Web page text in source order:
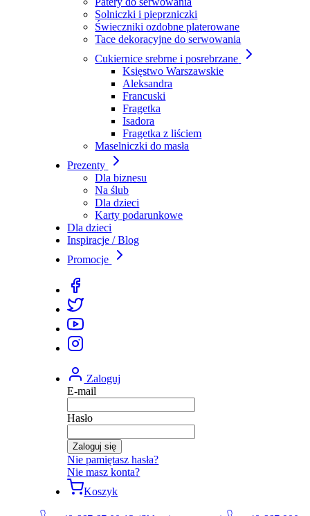
Solniczki i pieprzniczki
Świeczniki ozdobne platerowane
Tace dekoracyjne do serwowania
Cukiernice srebrne i posrebrzane
Księstwo Warszawskie
Aleksandra
Francuski
Fragetka
Isadora
Fragetka z liściem
Maselniczki do masła
Prezenty
Dla biznesu
Na ślub
Dla dzieci
Karty podarunkowe
Dla dzieci
Inspiracje / Blog
Promocje
Zaloguj
E-mail
Hasło
Zaloguj się
Nie pamiętasz hasła?
Nie masz konta?
Koszyk